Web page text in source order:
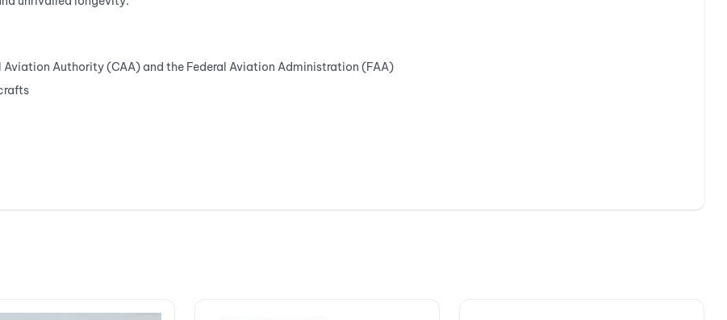
Authority (CAA) and the Federal Aviation Administration (FAA)